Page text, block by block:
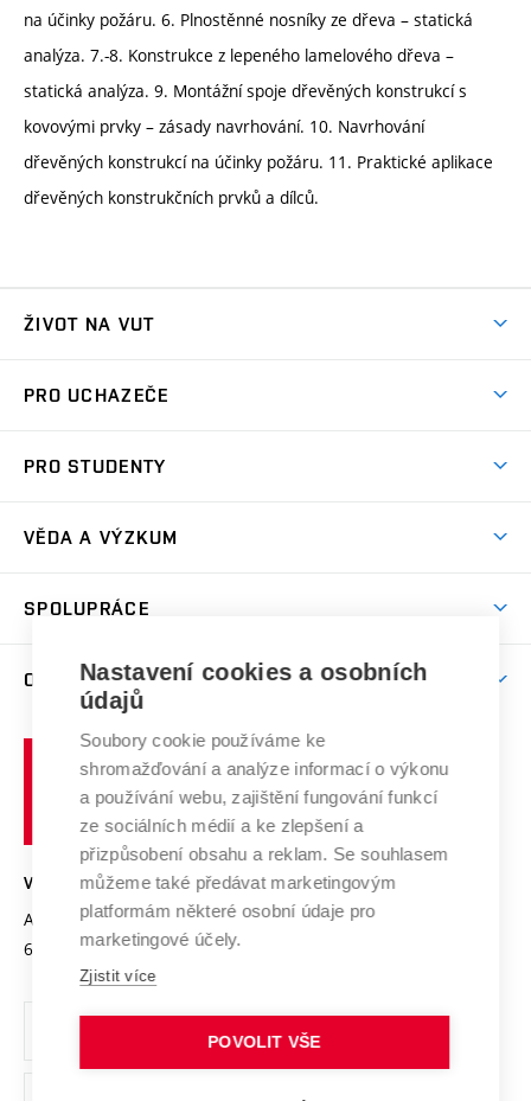
na účinky požáru. 6. Plnostěnné nosníky ze dřeva – statická
analýza. 7.-8. Konstrukce z lepeného lamelového dřeva –
statická analýza. 9. Montážní spoje dřevěných konstrukcí s
kovovými prvky – zásady navrhování. 10. Navrhování
dřevěných konstrukcí na účinky požáru. 11. Praktické aplikace
dřevěných konstrukčních prvků a dílců.
ŽIVOT NA VUT
Koleje
Sport na VUT
Brno
PRO UCHAZEČE
Dny otevřených dveří
Celoživotní vzdělávání
E-přihláška
PRO STUDENTY
Harmonogram akademického roku
Závěrečné práce
Doktorské studium
Zpracování osobních údajů studentů
Sociální bezpečí
Studium bez bariér
Podpora podnikání
VĚDA A VÝZKUM
Mezinárodní vědecká rada
Systém zajišťování kvality výzkumu
Výzkumné infrastruktury
Transfer znalostí
Open Science
Projekty
Projekty ze strukturálních fondů
Specifický výzkum
SPOLUPRÁCE
Zahraniční spolupráce
Spolupráce se školami
Služby univerzity
Mezinárodní dohody
Univerzitní sítě
O UNIVERZITĚ
Profil univerzity
Udržitelná univerzita
Podnikavá univerzita / ContriBUTe
Bezpečná univerzita
Vyznamenání
Organizační struktura
Ochrana osobních údajů
učení
technické
VYSOKÉ UČENÍ TECHNICKÉ V BRNĚ
Antonínská 548/1
602 00 Brno
www.vut.cz
vut@vutbr.cz
Nastavení cookies a osobních
údajů
Soubory cookie používáme ke
shromažďování a analýze informací o výkonu
a používání webu, zajištění fungování funkcí
ze sociálních médií a ke zlepšení a
přizpůsobení obsahu a reklam. Se souhlasem
můžeme také předávat marketingovým
platformám některé osobní údaje pro
marketingové účely.
Zjistit více
POVOLIT VŠE